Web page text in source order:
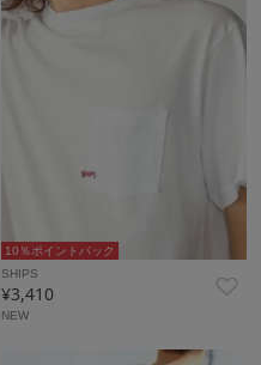
10％ポイントバック
SHIPS
¥3,410
NEW